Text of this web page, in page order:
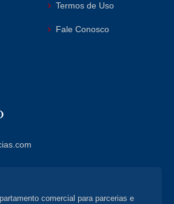
Termos de Uso
Fale Conosco
comercial para parcerias e